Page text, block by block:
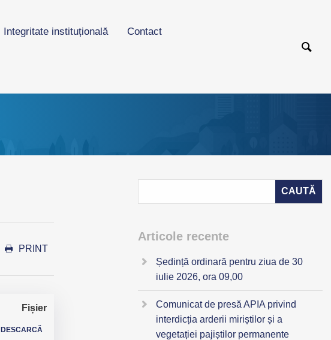
Integritate instituțională Contact
PRINT
Fișier
DESCARCĂ
Articole recente
Ședință ordinară pentru ziua de 30
iulie 2026, ora 09,00
Comunicat de presă APIA privind
interdicția arderii miriștilor și a
vegetației pajiștilor permanente